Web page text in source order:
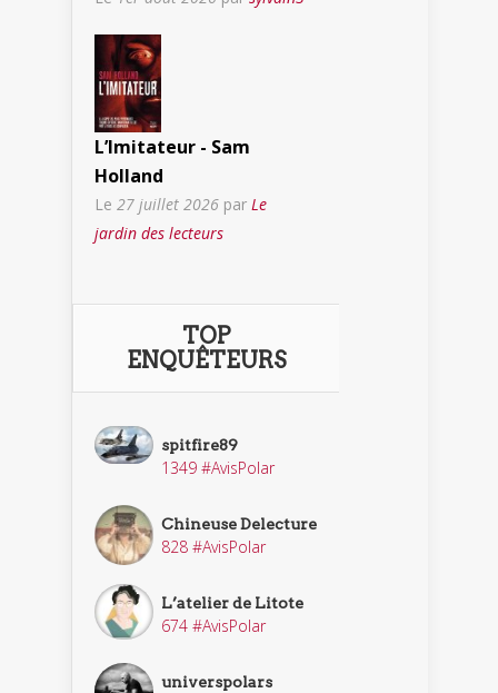
L’Imitateur - Sam
Holland
Le 27 juillet 2026 par Le
jardin des lecteurs
TOP
ENQUÊTEURS
spitfire89
1349 #AvisPolar
Chineuse Delecture
828 #AvisPolar
L’atelier de Litote
674 #AvisPolar
universpolars